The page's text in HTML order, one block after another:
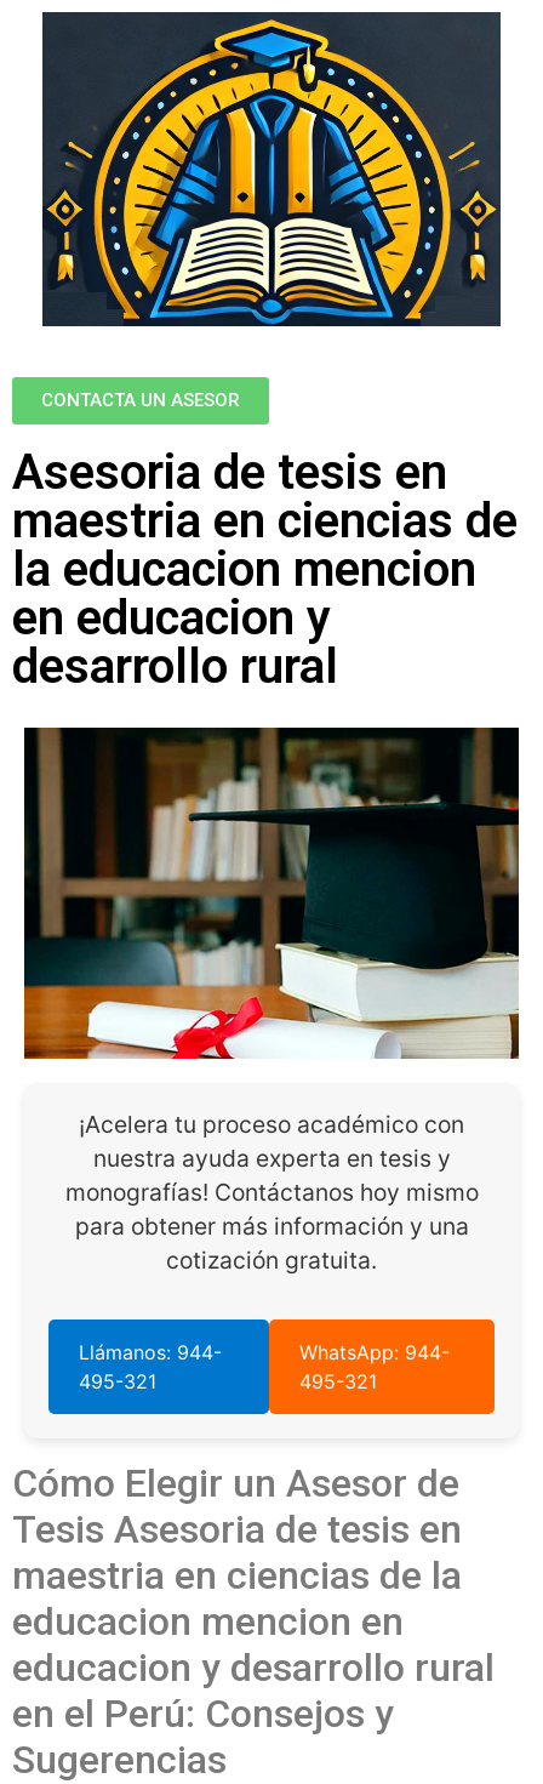
CONTACTA UN ASESOR
Asesoria de tesis en
maestria en ciencias de
la educacion mencion
en educacion y
desarrollo rural
¡Acelera tu proceso académico con
nuestra ayuda experta en tesis y
monografías! Contáctanos hoy mismo
para obtener más información y una
cotización gratuita.
Llámanos: 944-
495-321
WhatsApp: 944-
495-321
Cómo Elegir un Asesor de
Tesis Asesoria de tesis en
maestria en ciencias de la
educacion mencion en
educacion y desarrollo rural
en el Perú: Consejos y
Sugerencias